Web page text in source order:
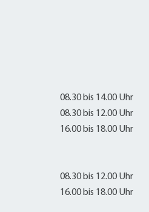
08.30 bis 14.00 Uhr
08.30 bis 12.00 Uhr
16.00 bis 18.00 Uhr
08.30 bis 12.00 Uhr
16.00 bis 18.00 Uhr